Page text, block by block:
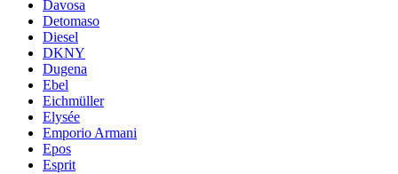
Davosa
Detomaso
Diesel
DKNY
Dugena
Ebel
Eichmüller
Elysée
Emporio Armani
Epos
Esprit